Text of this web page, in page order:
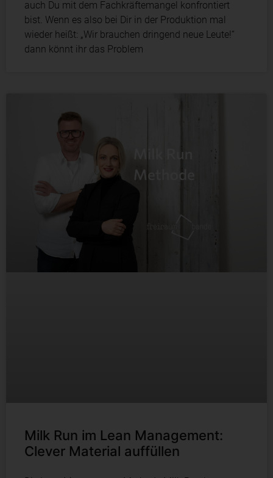
auch Du mit dem Fachkräftemangel konfrontiert
bist. Wenn es also bei Dir in der Produktion mal
wieder heißt: „Wir brauchen dringend neue Leute!“
dann könnt ihr das Problem
Milk Run im Lean Management:
Clever Material auffüllen